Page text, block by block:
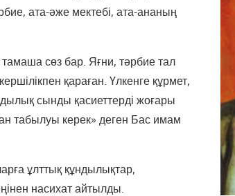
ата-әже мектебі, ата-ананың
сөз бар. Яғни, тәрбие тал
қараған. Үлкенге құрмет,
сынды қасиеттерді жоғары
табылуы керек» деген Бас имам
ұлттық құндылықтар,
насихат айтылды.